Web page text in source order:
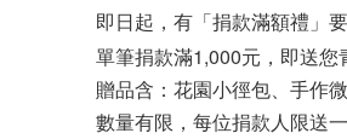
即日起，有「捐款滿額禮」
單筆捐款滿1,000元，即送您
贈品含：花園小徑包、手作
數量有限，每位捐款人限送